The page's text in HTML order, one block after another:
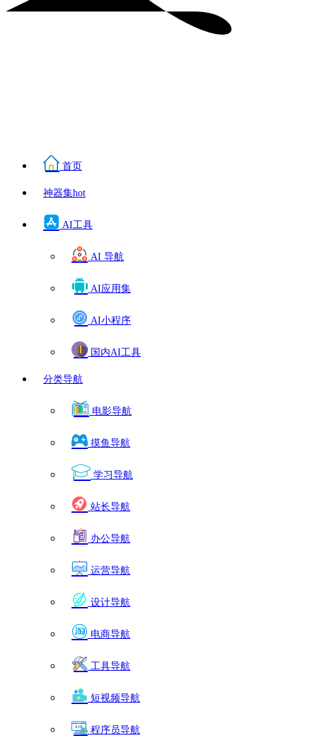
首页
神器集hot
AI工具
AI 导航
AI应用集
AI小程序
国内AI工具
分类导航
电影导航
摸鱼导航
学习导航
站长导航
办公导航
运营导航
设计导航
电商导航
工具导航
短视频导航
程序员导航